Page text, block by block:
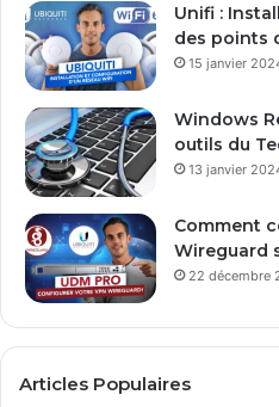
m
a
Unifi :
des points
15 janvier
Windows
outils du
13 janvier
Comment
Wireguard
22 décembre
Articles Populaires